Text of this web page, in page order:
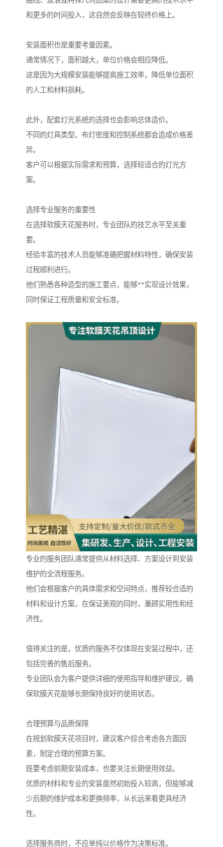
和更多的时间投入，这自然会反映在较终价格上。
安装面积也是重要考量因素。
通常情况下，面积越大，单位价格会相应降低。
这是因为大规模安装能够提高施工效率，降低单位面积
的人工和材料损耗。
此外，配套灯光系统的选择也会影响总体造价。
不同的灯具类型、布灯密度和控制系统都会造成价格差
异。
客户可以根据实际需求和预算，选择较适合的灯光方
案。
选择专业服务的重要性
在选择软膜天花服务时，专业团队的技艺水平至关重
要。
经验丰富的技术人员能够准确把握材料特性，确保安装
过程顺利进行。
他们熟悉各种造型的施工要点，能够**实现设计效果，
同时保证工程质量和安全标准。
专业的服务团队通常提供从材料选择、方案设计到安装
维护的全流程服务。
他们会根据客户的具体需求和空间特点，推荐较合适的
材料和设计方案，在保证美观的同时，兼顾实用性和经
济性。
值得关注的是，优质的服务不仅体现在安装过程中，还
包括完善的售后服务。
专业团队会为客户提供详细的使用指导和维护建议，确
保软膜天花能够长期保持良好的使用状态。
合理预算与品质保障
在规划软膜天花项目时，建议客户综合考虑各方面因
素，制定合理的预算方案。
既要考虑前期安装成本，也要关注长期使用效益。
优质的材料和专业的安装虽然初始投入较高，但能够减
少后期的维护成本和更换频率，从长远来看更具经济
性。
选择服务商时，不应单纯以价格作为决策标准。